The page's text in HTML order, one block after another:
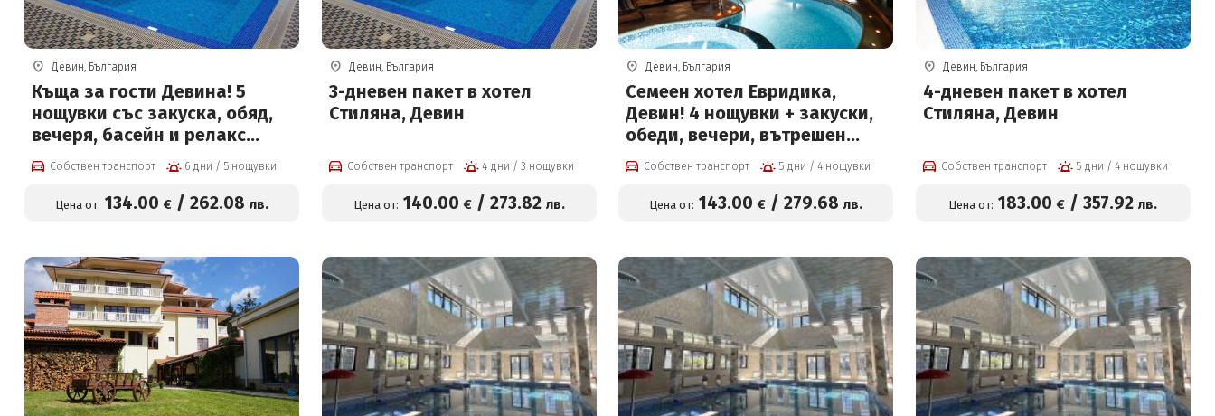
Девин, България
Къща за гости Девина! 5
нощувки със закуска, обяд,
вечеря, басейн и релакс
център
Собствен транспорт 6 дни / 5 нощувки
Цена от: 134.00 €/ 262.08 лв.
Девин, България
3-дневен пакет в хотел
Стиляна, Девин
Собствен транспорт 4 дни / 3 нощувки
Цена от: 140.00 €/ 273.82 лв.
Девин, България
Семеен хотел Евридика,
Девин! 4 нощувки + закуски,
обеди, вечери, вътрешен
терапевтичен басейн с
минерална вода, джакузи,
финландска сауна и парна
Собствен транспорт 5 дни / 4 нощувки
Цена от: 143.00 € /279.68 лв.
Девин, България
4-дневен пакет в хотел
Стиляна, Девин
Собствен транспорт 5 дни / 4 нощувки
Цена от: 183.00 € /357.92 лв.